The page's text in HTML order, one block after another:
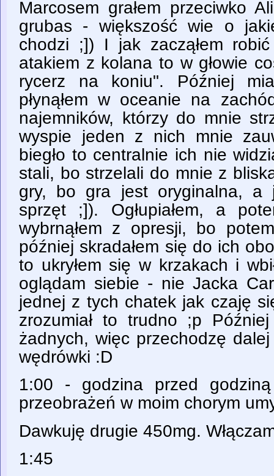
Marcosem grałem przeciwko
grubas - większość wie o
chodzi ;]) I jak zacząłem
atakiem z kolana to w głowie
rycerz na koniu". Później
płynąłem w oceanie na
najemników, którzy do mnie
wyspie jeden z nich mnie
biegło to centralnie ich nie
stali, bo strzelali do mnie z
gry, bo gra jest oryginalna, a
sprzęt ;]). Ogłupiałem, a
wybrnąłem z opresji, bo
później skradałem się do ich
to ukryłem się w krzakach i
oglądam siebie - nie Jacka
jednej z tych chatek jak czaję
zrozumiał to trudno ;p
żadnych, więc przechodzę
wędrówki :D
1:00 - godzina przed
przeobrażeń w moim chorym
Dawkuję drugie 450mg.
1:45